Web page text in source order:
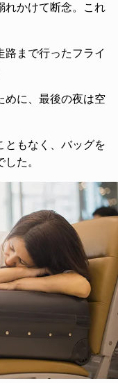
れかけて断念。これ
路まで行ったフライ
めに、最後の夜は空
ともなく、バッグを
た。